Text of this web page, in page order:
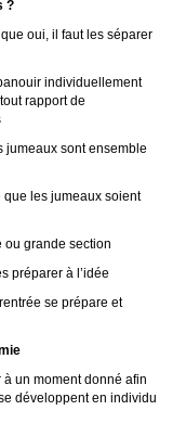
?
oui, il faut les séparer
individuellement
rapport de
jumeaux sont ensemble
que les jumeaux soient
ou grande section
préparer à l’idée
se prépare et
un moment donné afin
développent en individu